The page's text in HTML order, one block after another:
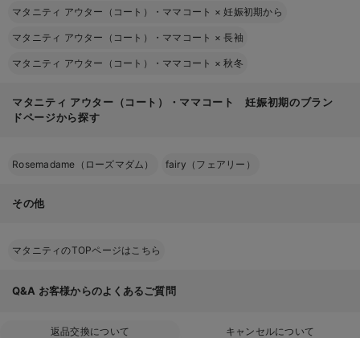
マタニティ アウター（コート）・ママコート ×妊娠初期から
マタニティ アウター（コート）・ママコート ×長袖
マタニティ アウター（コート）・ママコート ×秋冬
マタニティ アウター（コート）・ママコート 妊娠初期のブラン
ドページから探す
Rosemadame（ローズマダム） fairy（フェアリー）
その他
マタニティのTOPページはこちら
Q&A お客様からのよくあるご質問
返品交換について
キャンセルについて